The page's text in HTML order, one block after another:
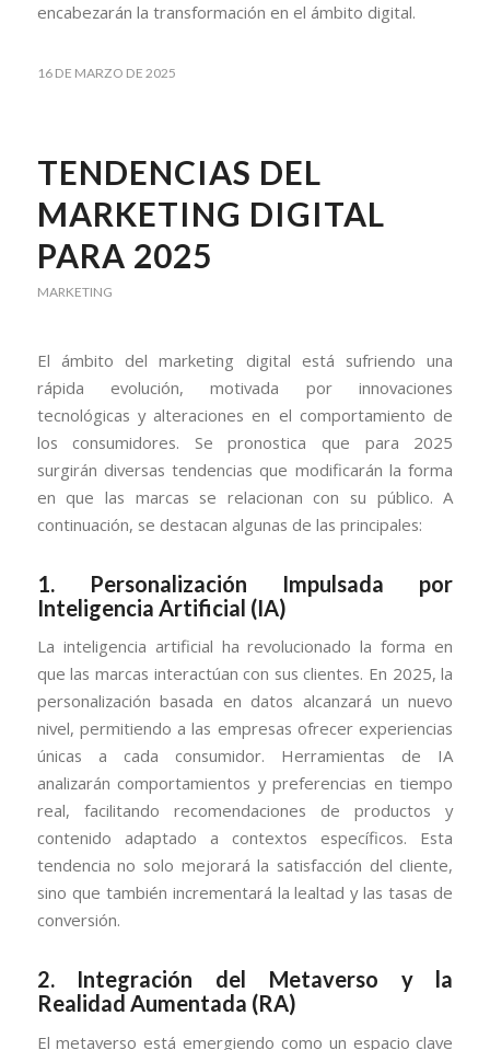
encabezarán la transformación en el ámbito digital.
16 DE MARZO DE 2025
TENDENCIAS DEL
MARKETING DIGITAL
PARA 2025
MARKETING
El ámbito del marketing digital está sufriendo una
rápida evolución, motivada por innovaciones
tecnológicas y alteraciones en el comportamiento de
los consumidores. Se pronostica que para 2025
surgirán diversas tendencias que modificarán la forma
en que las marcas se relacionan con su público. A
continuación, se destacan algunas de las principales:
1. Personalización Impulsada por
Inteligencia Artificial (IA)
La inteligencia artificial ha revolucionado la forma en
que las marcas interactúan con sus clientes. En 2025, la
personalización basada en datos alcanzará un nuevo
nivel, permitiendo a las empresas ofrecer experiencias
únicas a cada consumidor. Herramientas de IA
analizarán comportamientos y preferencias en tiempo
real, facilitando recomendaciones de productos y
contenido adaptado a contextos específicos. Esta
tendencia no solo mejorará la satisfacción del cliente,
sino que también incrementará la lealtad y las tasas de
conversión.
2. Integración del Metaverso y la
Realidad Aumentada (RA)
El metaverso está emergiendo como un espacio clave